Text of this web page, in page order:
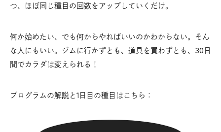
つ、ほぼ同じ種目の回数をアップしていくだけ。
何か始めたい、でも何からやればいいのかわからない。そん
な人にもいい。ジムに行かずとも、道具を買わずとも、30日
間でカラダは変えられる！
プログラムの解説と1日目の種目はこちら：